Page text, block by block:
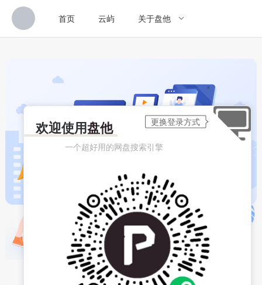
首页 云屿 关于盘他
欢迎使用盘他
一个超好用的网盘搜索引擎